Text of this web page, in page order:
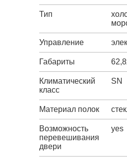
Тип
Управление
Габариты
Климатический
класс
SN
Материал полок
Возможность
перевешивания
двери
yes